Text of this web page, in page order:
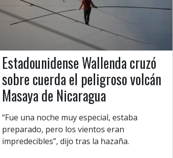
Estadounidense Wallenda cruzó
sobre cuerda el peligroso volcán
Masaya de Nicaragua
“Fue una noche muy especial, estaba
preparado, pero los vientos eran
impredecibles”, dijo tras la hazaña.